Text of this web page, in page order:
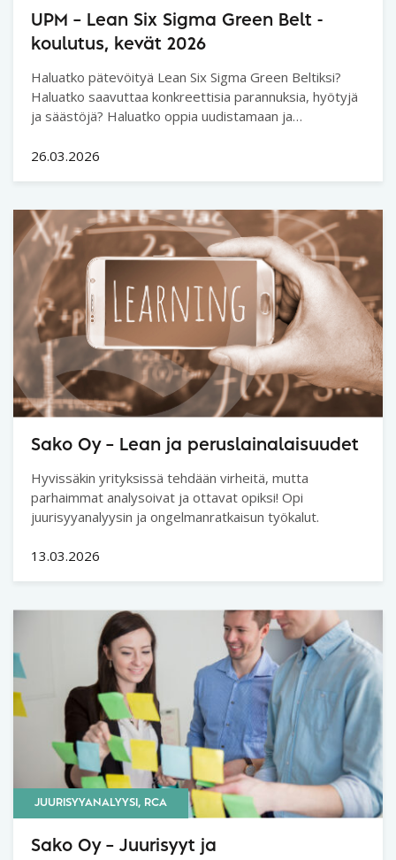
UPM – Lean Six Sigma Green Belt -
koulutus, kevät 2026
Haluatko pätevöityä Lean Six Sigma Green Beltiksi?
Haluatko saavuttaa konkreettisia parannuksia, hyötyjä
ja säästöjä? Haluatko oppia uudistamaan ja
26.03.2026
Sako Oy – Lean ja peruslainalaisuudet
Hyvissäkin yrityksissä tehdään virheitä, mutta
parhaimmat analysoivat ja ottavat opiksi! Opi
juurisyyanalyysin ja ongelmanratkaisun työkalut.
13.03.2026
JUURISYYANALYYSI, RCA
Sako Oy – Juurisyyt ja